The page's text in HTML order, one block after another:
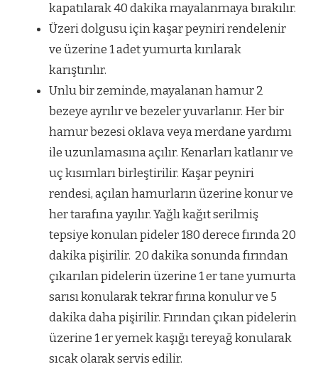
kapatılarak 40 dakika mayalanmaya bırakılır.
Üzeri dolgusu için kaşar peyniri rendelenir
ve üzerine 1 adet yumurta kırılarak
karıştırılır.
Unlu bir zeminde, mayalanan hamur 2
bezeye ayrılır ve bezeler yuvarlanır. Her bir
hamur bezesi oklava veya merdane yardımı
ile uzunlamasına açılır. Kenarları katlanır ve
uç kısımları birleştirilir. Kaşar peyniri
rendesi, açılan hamurların üzerine konur ve
her tarafına yayılır. Yağlı kağıt serilmiş
tepsiye konulan pideler 180 derece fırında 20
dakika pişirilir. 20 dakika sonunda fırından
çıkarılan pidelerin üzerine 1 er tane yumurta
sarısı konularak tekrar fırına konulur ve 5
dakika daha pişirilir. Fırından çıkan pidelerin
üzerine 1 er yemek kaşığı tereyağ konularak
sıcak olarak servis edilir.